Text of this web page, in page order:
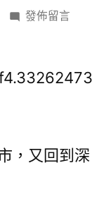
在
山
為
發佈留言
，又回到深